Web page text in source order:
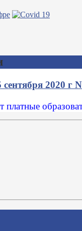
2020